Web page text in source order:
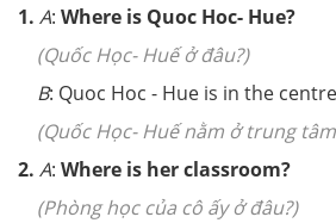
1. A: Where is Quoc Hoc- Hue?
(Quốc Học- Huế ở đâu?)
B: Quoc Hoc - Hue is in the
(Quốc Học- Huế nằm ở trung
2. A: Where is her classroom?
(Phòng học của cô ấy ở đâu?)